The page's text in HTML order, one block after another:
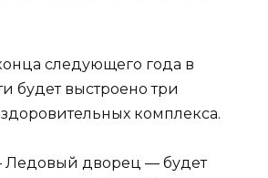
следующего года в
будет выстроено три
комплекса.
Ледовый дворец — будет